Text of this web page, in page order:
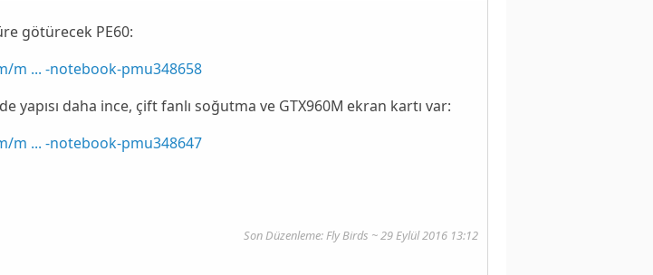
götürecek PE60:
m ... -notebook-pmu348658
yapısı daha ince, çift fanlı soğutma ve GTX960M ekran kartı var:
m ... -notebook-pmu348647
Son Düzenleme: Fly Birds ~ 29 Eylül 2016 13:12